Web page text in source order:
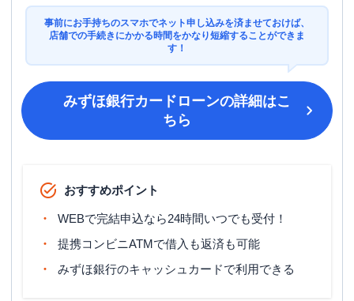
事前にお手持ちのスマホでネット申し込みを済ませておけば、
店舗での手続きにかかる時間をかなり短縮することができま
す！
みずほ銀行カードローンの詳細はこ
ちら
おすすめポイント
WEBで完結申込なら24時間いつでも受付！
提携コンビニATMで借入も返済も可能
みずほ銀行のキャッシュカードで利用できる